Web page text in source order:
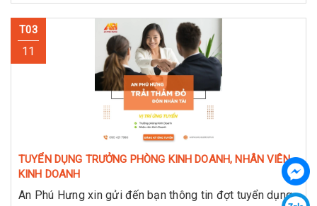
T03
11
TUYỂN DỤNG TRƯỞNG PHÒNG KINH DOANH, NHÂN VIÊN
KINH DOANH
An Phú Hưng xin gửi đến bạn thông tin đợt tuyển dụng